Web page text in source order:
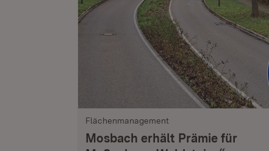
Flächenmanagement
Mosbach erhält Prämie für